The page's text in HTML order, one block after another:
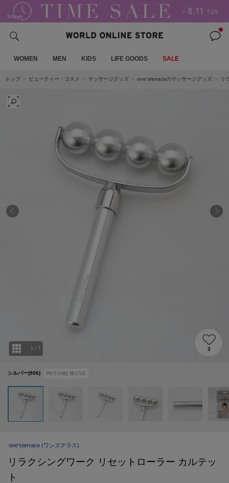
WOMEN MEN KIDS LIFE GOODS SALE
トップ ビューティー・コスメ マッサージグッズ one'sterraceのマッサージグッズ リ
シルバー(906) 99(その他) 残り 5点
1 / 7 3
one'sterrace (ワンズテラス)
リラクシングワーク リセットローラー カルテッ
ト